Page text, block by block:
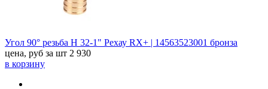
Угол 90° резьба Н 32-1" Рехау RX+ | 14563523001 бронза
цена, руб за шт 2 930
в корзину